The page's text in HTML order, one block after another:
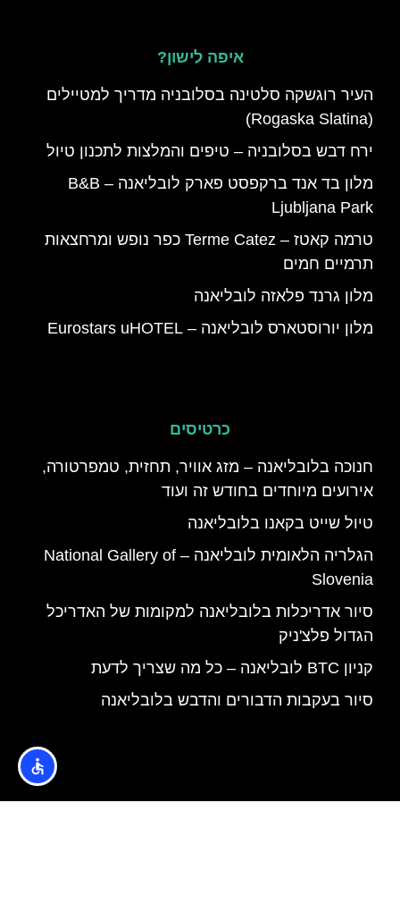
איפה לישון?
העיר רוגשקה סלטינה בסלובניה מדריך למטיילים
(Rogaska Slatina)
ירח דבש בסלובניה – טיפים והמלצות לתכנון טיול
מלון בד אנד ברקפסט פארק לובליאנה – B&B
Ljubljana Park
טרמה קאטז – Terme Catez כפר נופש ומרחצאות
תרמיים חמים
מלון גרנד פלאזה לובליאנה
מלון יורוסטארס לובליאנה – Eurostars uHOTEL
כרטיסים
חנוכה בלובליאנה – מזג אוויר, תחזית, טמפרטורה,
אירועים מיוחדים בחודש זה ועוד
טיול שייט בקאנו בלובליאנה
הגלריה הלאומית לובליאנה – National Gallery of
Slovenia
סיור אדריכלות בלובליאנה למקומות של האדריכל
הגדול פלצ'ניק
קניון BTC לובליאנה – כל מה שצריך לדעת
סיור בעקבות הדבורים והדבש בלובליאנה